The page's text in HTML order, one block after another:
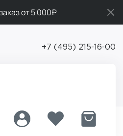
от 5 000₽
+7 (495) 215-16-00